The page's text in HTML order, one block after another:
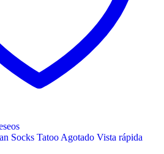
Agotado Vista rápida